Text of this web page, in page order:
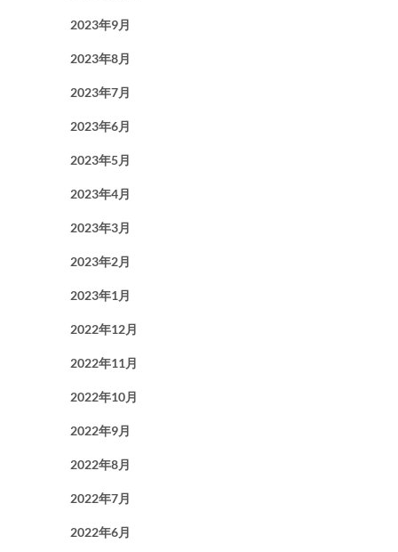
2023年9月
2023年8月
2023年7月
2023年6月
2023年5月
2023年4月
2023年3月
2023年2月
2023年1月
2022年12月
2022年11月
2022年10月
2022年9月
2022年8月
2022年7月
2022年6月